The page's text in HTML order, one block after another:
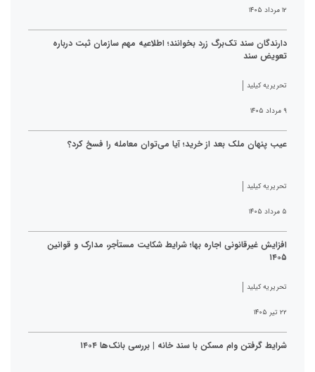
۱۲ مرداد ۱۴۰۵
دارندگان سند تک‌برگ زرد بخوانند؛ اطلاعیه مهم سازمان ثبت درباره
تعویض سند
تحریریه کیلید
۹ مرداد ۱۴۰۵
عیب پنهان ملک بعد از خرید؛ آیا می‌توان معامله را فسخ کرد؟
تحریریه کیلید
۵ مرداد ۱۴۰۵
افزایش غیرقانونی اجاره بها؛ شرایط شکایت مستأجر، مدارک و قوانین
۱۴۰۵
تحریریه کیلید
۲۲ تیر ۱۴۰۵
شرایط گرفتن وام مسکن با سند خانه | بررسی بانک‌ها ۱۴۰۴